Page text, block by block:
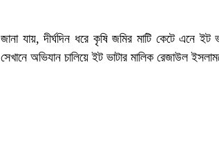
জানা যায়, দীর্ঘদিন ধরে কৃষি জমির মাটি কেটে এনে
সেখানে অভিযান চালিয়ে ইট ভাটার মালিক রেজাউল